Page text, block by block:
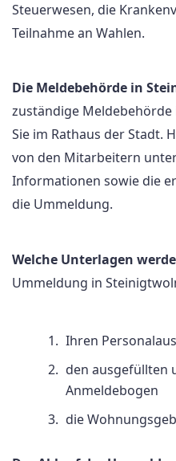
Steuerwesen, die
Teilnahme an Wahlen.
Die Meldebehörde in
zuständige
Sie im Rathaus der Stadt.
von den Mitarbeitern
Informationen sowie die
die Ummeldung.
Welche Unterlagen
Ummeldung in
Ihren
den ausgefüllten
Anmeldebogen
die